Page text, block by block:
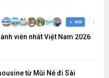
viên nhất Việt Nam 2026
từ Mũi Né đi Sài